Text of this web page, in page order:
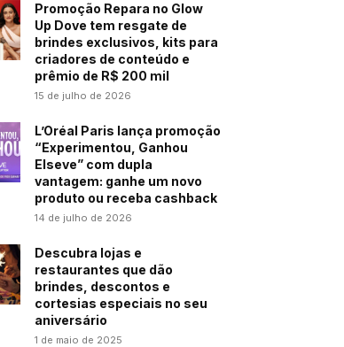
Promoção Repara no Glow
Up Dove tem resgate de
brindes exclusivos, kits para
criadores de conteúdo e
prêmio de R$ 200 mil
15 de julho de 2026
L’Oréal Paris lança promoção
“Experimentou, Ganhou
Elseve” com dupla
vantagem: ganhe um novo
produto ou receba cashback
14 de julho de 2026
Descubra lojas e
restaurantes que dão
brindes, descontos e
cortesias especiais no seu
aniversário
1 de maio de 2025